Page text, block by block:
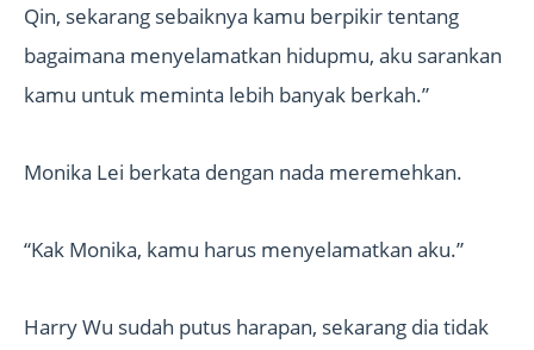
Qin, sekarang sebaiknya kamu berpikir tentang
bagaimana menyelamatkan hidupmu, aku sarankan
kamu untuk meminta lebih banyak berkah.”
Monika Lei berkata dengan nada meremehkan.
“Kak Monika, kamu harus menyelamatkan aku.”
Harry Wu sudah putus harapan, sekarang dia tidak